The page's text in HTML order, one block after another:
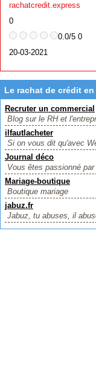
rachatcredit.express
0
0.0/5 0
20-03-2021
Le rachat de crédit
Recruter un commercial
Blog sur le RH et
ilfautlacheter
Si on vous dit qu'avec
Journal déco
Vous êtes passionné
Mariage-boutique
Boutique mariage
jabuz.fr
Jabuz, tu abuses, il